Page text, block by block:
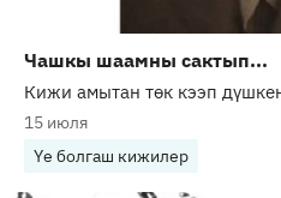
Чашкы шаамны сактып...
Кижи амытан төк кээп
15 июля
Үе болгаш кижилер